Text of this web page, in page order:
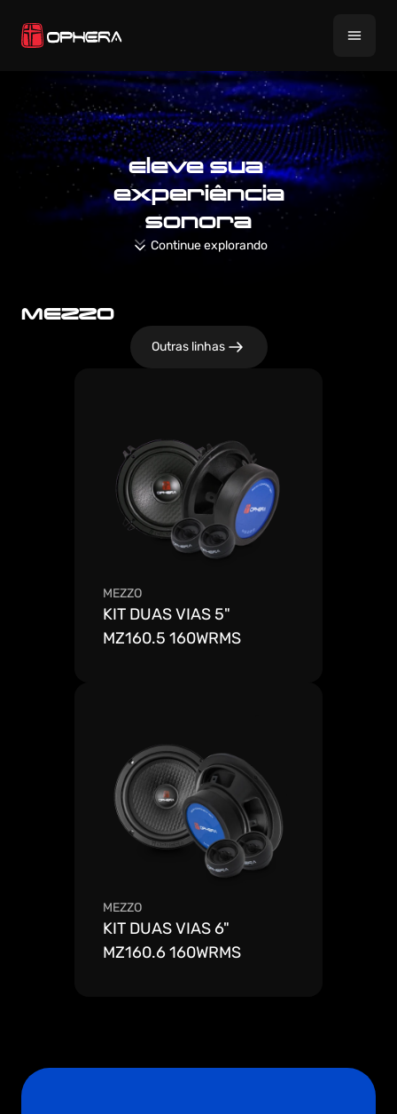
Eleve sua
experiência
sonora
Continue explorando
MEZZO
Outras linhas
MEZZO
KIT DUAS VIAS 5"
MZ160.5 160WRMS
MEZZO
KIT DUAS VIAS 6"
MZ160.6 160WRMS